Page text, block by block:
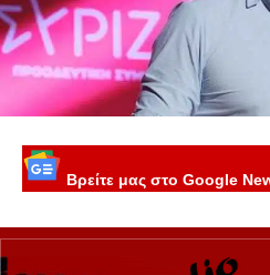
Βρείτε μας στο Google